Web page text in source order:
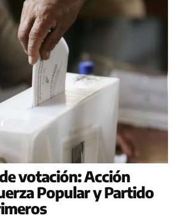
votación: Acción
Popular y Partido